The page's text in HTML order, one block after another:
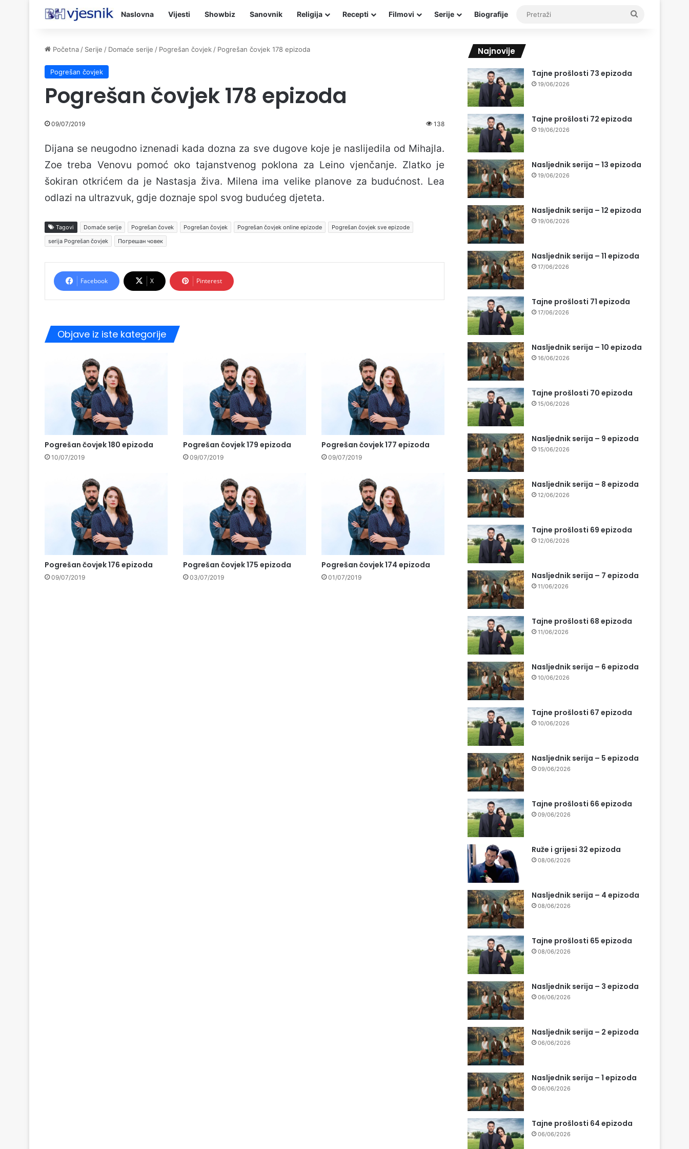
Naslovna Vijesti Showbiz Sanovnik Religija Recepti Filmovi Serije Biografije
Početna / Serije / Domaće serije / Pogrešan čovjek / Pogrešan čovjek 178 epizoda
Pogrešan čovjek
Pogrešan čovjek 178 epizoda
09/07/2019 138
Dijana se neugodno iznenadi kada dozna za sve dugove koje je naslijedila od Mihajla.
Zoe treba Venovu pomoć oko tajanstvenog poklona za Leino vjenčanje. Zlatko je
šokiran otkrićem da je Nastasja živa. Milena ima velike planove za budućnost. Lea
odlazi na ultrazvuk, gdje doznaje spol svog budućeg djeteta.
Tagovi Domaće serije Pogrešan čovek Pogrešan čovjek Pogrešan čovjek online epizode
Pogrešan čovjek sve epizode
serija Pogrešan čovjek
Погрешан човек
Facebook X Pinterest
Objave iz iste kategorije
Pogrešan čovjek 180 epizoda
10/07/2019
Pogrešan čovjek 179 epizoda
09/07/2019
Pogrešan čovjek 177 epizoda
09/07/2019
Pogrešan čovjek 176 epizoda
09/07/2019
Pogrešan čovjek 175 epizoda
03/07/2019
Pogrešan čovjek 174 epizoda
01/07/2019
Najnovije
Tajne prošlosti 73 epizoda
19/06/2026
Tajne prošlosti 72 epizoda
19/06/2026
Nasljednik serija – 13 epizoda
19/06/2026
Nasljednik serija – 12 epizoda
19/06/2026
Nasljednik serija – 11 epizoda
17/06/2026
Tajne prošlosti 71 epizoda
17/06/2026
Nasljednik serija – 10 epizoda
16/06/2026
Tajne prošlosti 70 epizoda
15/06/2026
Nasljednik serija – 9 epizoda
15/06/2026
Nasljednik serija – 8 epizoda
12/06/2026
Tajne prošlosti 69 epizoda
12/06/2026
Nasljednik serija – 7 epizoda
11/06/2026
Tajne prošlosti 68 epizoda
11/06/2026
Nasljednik serija – 6 epizoda
10/06/2026
Tajne prošlosti 67 epizoda
10/06/2026
Nasljednik serija – 5 epizoda
09/06/2026
Tajne prošlosti 66 epizoda
09/06/2026
Ruže i grijesi 32 epizoda
08/06/2026
Nasljednik serija – 4 epizoda
08/06/2026
Tajne prošlosti 65 epizoda
08/06/2026
Nasljednik serija – 3 epizoda
06/06/2026
Nasljednik serija – 2 epizoda
06/06/2026
Nasljednik serija – 1 epizoda
06/06/2026
Tajne prošlosti 64 epizoda
06/06/2026